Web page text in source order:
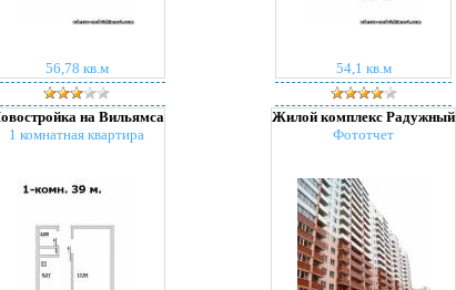
56,78 кв.м 54,1 кв.м
на Вильямса
1 комнатная квартира
Жилой комплекс Радужный
Фототчет